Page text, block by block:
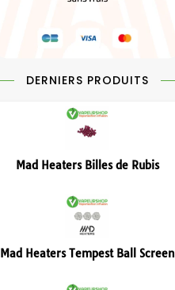
DERNIERS PRODUITS
Mad Heaters Billes de Rubis
Mad Heaters Tempest Ball Screen